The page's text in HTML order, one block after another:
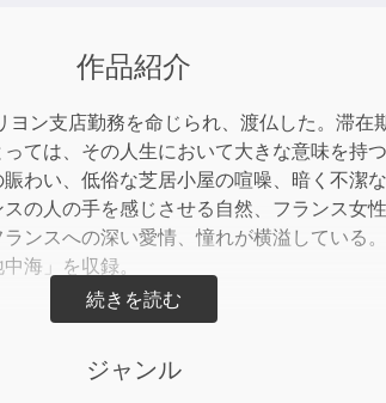
volume.
作品紹介
ン支店勤務を命じられ、渡仏した。滞在
ては、その人生において大きな意味を持
わい、低俗な芝居小屋の喧噪、暗く不潔
の人の手を感じさせる自然、フランス女
ンスへの深い愛情、憧れが横溢している
海」を収録。
ジャンル